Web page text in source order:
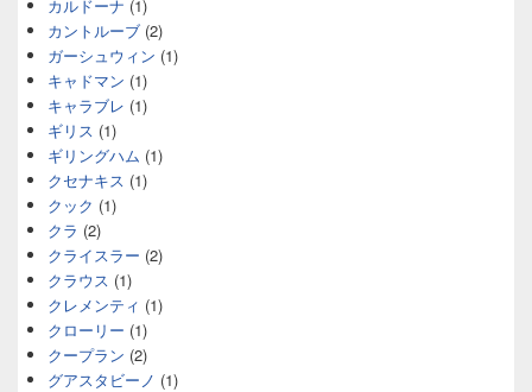
カルドーナ (1)
カントルーブ (2)
ガーシュウィン (1)
キャドマン (1)
キャラブレ (1)
ギリス (1)
ギリングハム (1)
クセナキス (1)
クック (1)
クラ (2)
クライスラー (2)
クラウス (1)
クレメンティ (1)
クローリー (1)
クープラン (2)
グアスタビーノ (1)